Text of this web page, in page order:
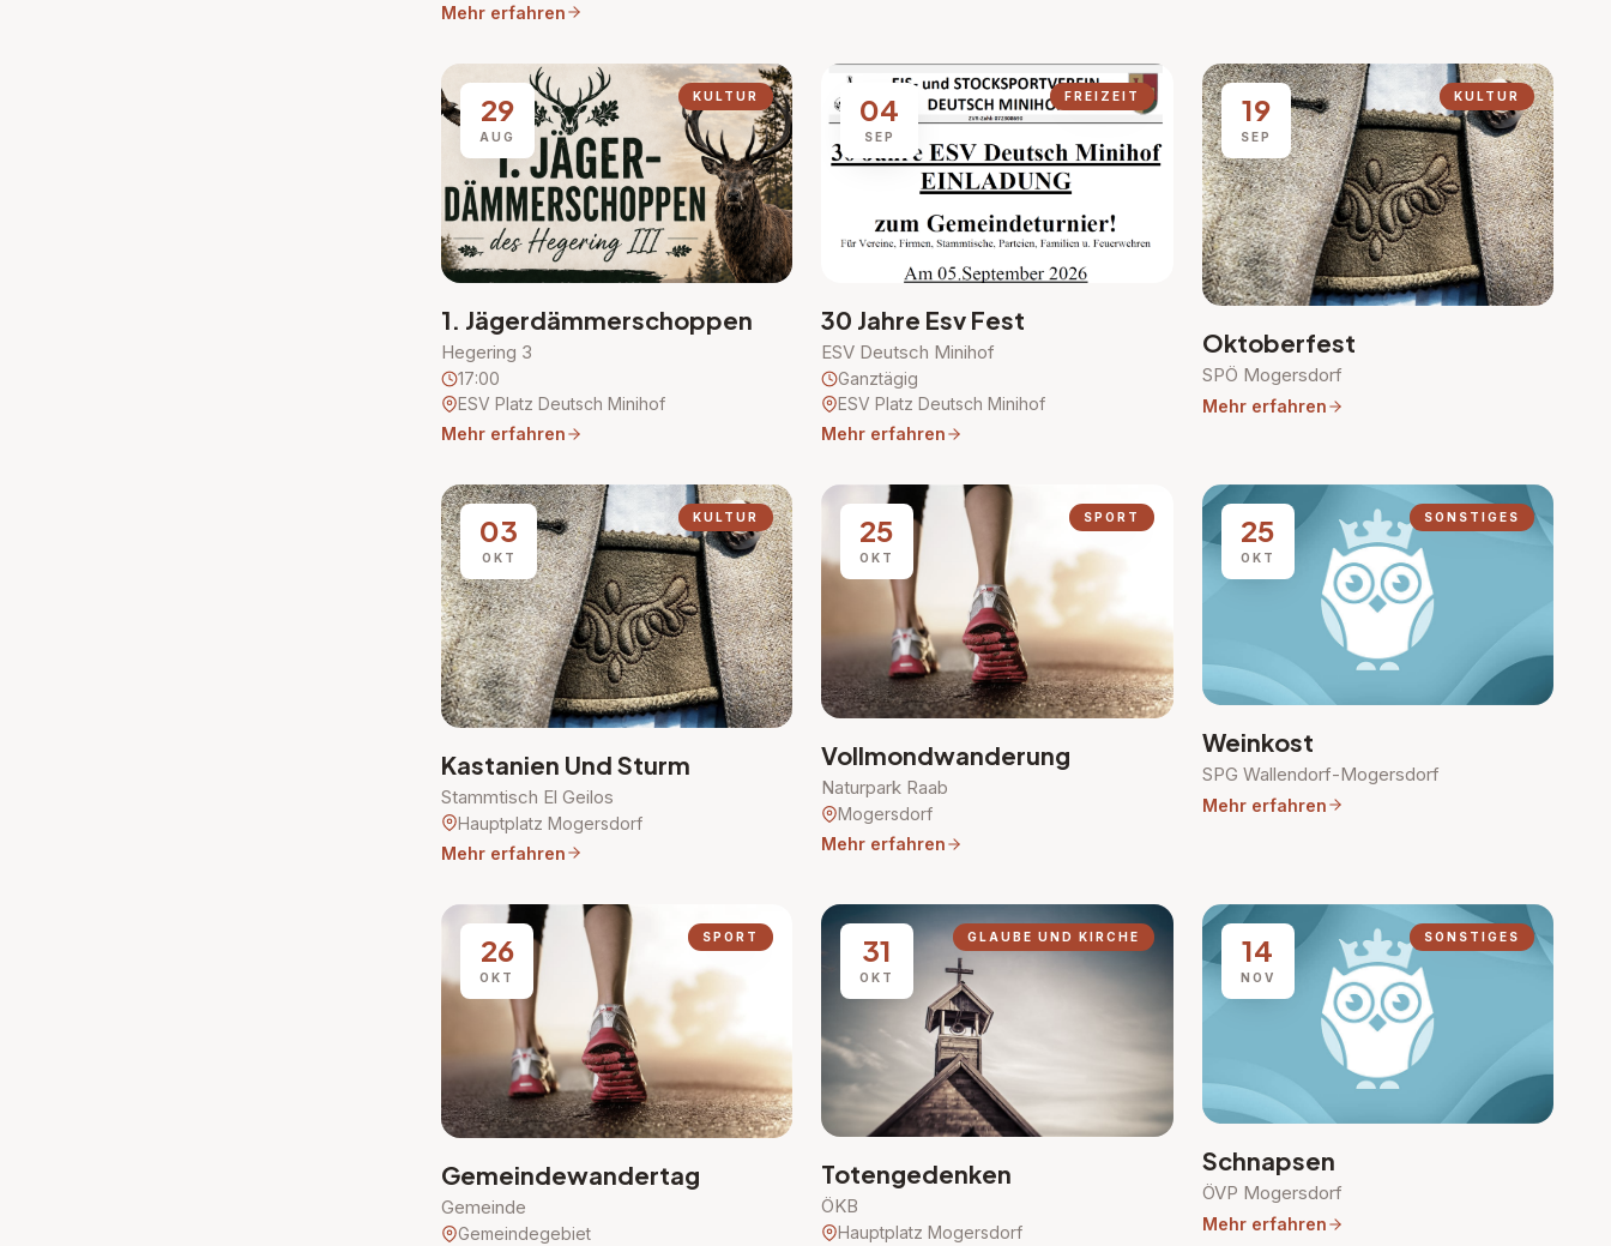
Mehr erfahren
29
AUG
KULTUR
1. Jägerdämmerschoppen
Hegering 3
17:00
ESV Platz Deutsch Minihof
Mehr erfahren
04
SEP
FREIZEIT
30 Jahre Esv Fest
ESV Deutsch Minihof
Ganztägig
ESV Platz Deutsch Minihof
Mehr erfahren
19
SEP
KULTUR
Oktoberfest
SPÖ Mogersdorf
Mehr erfahren
03
OKT
KULTUR
Kastanien Und Sturm
Stammtisch El Geilos
Hauptplatz Mogersdorf
Mehr erfahren
25
OKT
SPORT
Vollmondwanderung
Naturpark Raab
Mogersdorf
Mehr erfahren
25
OKT
SONSTIGES
Weinkost
SPG Wallendorf-Mogersdorf
Mehr erfahren
26
OKT
SPORT
Gemeindewandertag
Gemeinde
Gemeindegebiet
31
OKT
GLAUBE UND KIRCHE
Totengedenken
ÖKB
Hauptplatz Mogersdorf
14
NOV
SONSTIGES
Schnapsen
ÖVP Mogersdorf
Mehr erfahren